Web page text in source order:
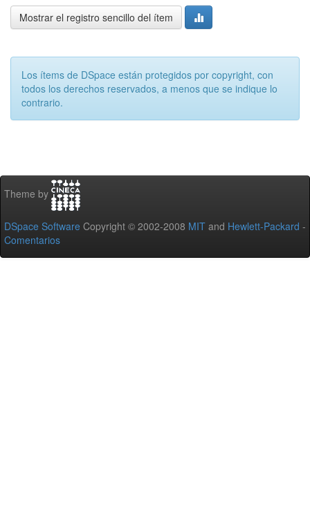
Mostrar el registro sencillo del ítem
Los ítems de DSpace están protegidos por copyright, con
todos los derechos reservados, a menos que se indique lo
contrario.
Theme by
DSpace Software Copyright © 2002-2008 MIT and Hewlett-Packard -
Comentarios